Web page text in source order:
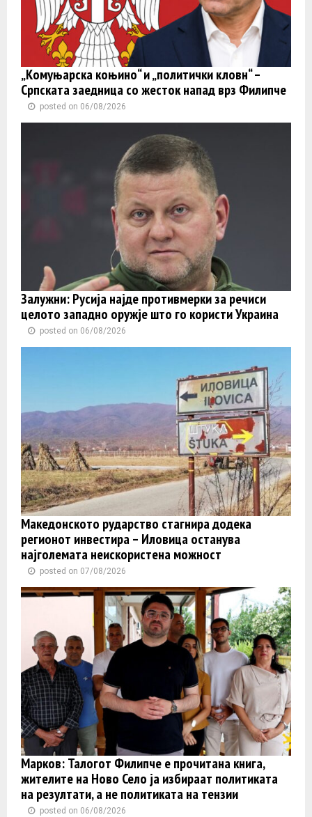
„Комуњарска коњино“ и „политички кловн“ –
Српската заедница со жесток напад врз Филипче
posted on 06/08/2026
Залужни: Русија најде противмерки за речиси
целото западно оружје што го користи Украина
posted on 06/08/2026
Македонското рударство стагнира додека
регионот инвестира – Иловица останува
најголемата неискористена можност
posted on 07/08/2026
Марков: Талогот Филипче е прочитана книга,
жителите на Ново Село ја избираат политиката
на резултати, а не политиката на тензии
posted on 06/08/2026